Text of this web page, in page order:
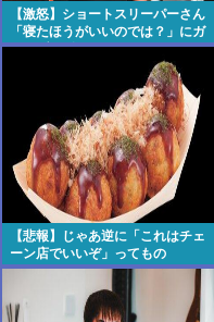
【激怒】ショートスリーパーさん
「寝たほうがいいのでは？」にガ
チでブチギレwww
【悲報】じゃあ逆に「これはチェ
ーン店でいいぞ」ってもの